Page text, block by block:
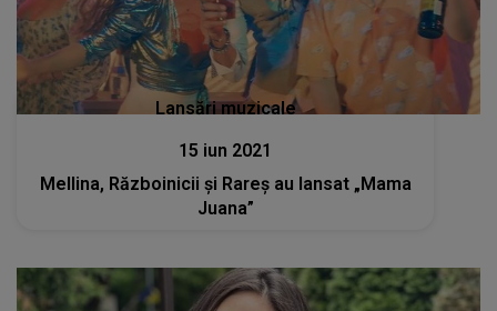
Lansări muzicale
15 iun 2021
Mellina, Războinicii și Rareș au lansat „Mama
Juana”